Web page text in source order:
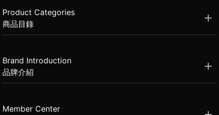
Product Categories
商品目錄
Brand Introduction
品牌介紹
Member Center